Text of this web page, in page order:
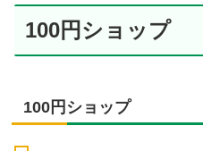
100円ショップ
100円ショップ